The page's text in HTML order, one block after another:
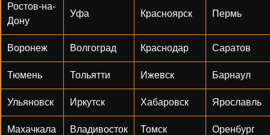
Ростов-на-
Дону
Уфа Красноярск Пермь
Воронеж Волгоград Краснодар Саратов
Тюмень Тольятти Ижевск Барнаул
Ульяновск Иркутск Хабаровск Ярославль
Махачкала Владивосток Томск Оренбург